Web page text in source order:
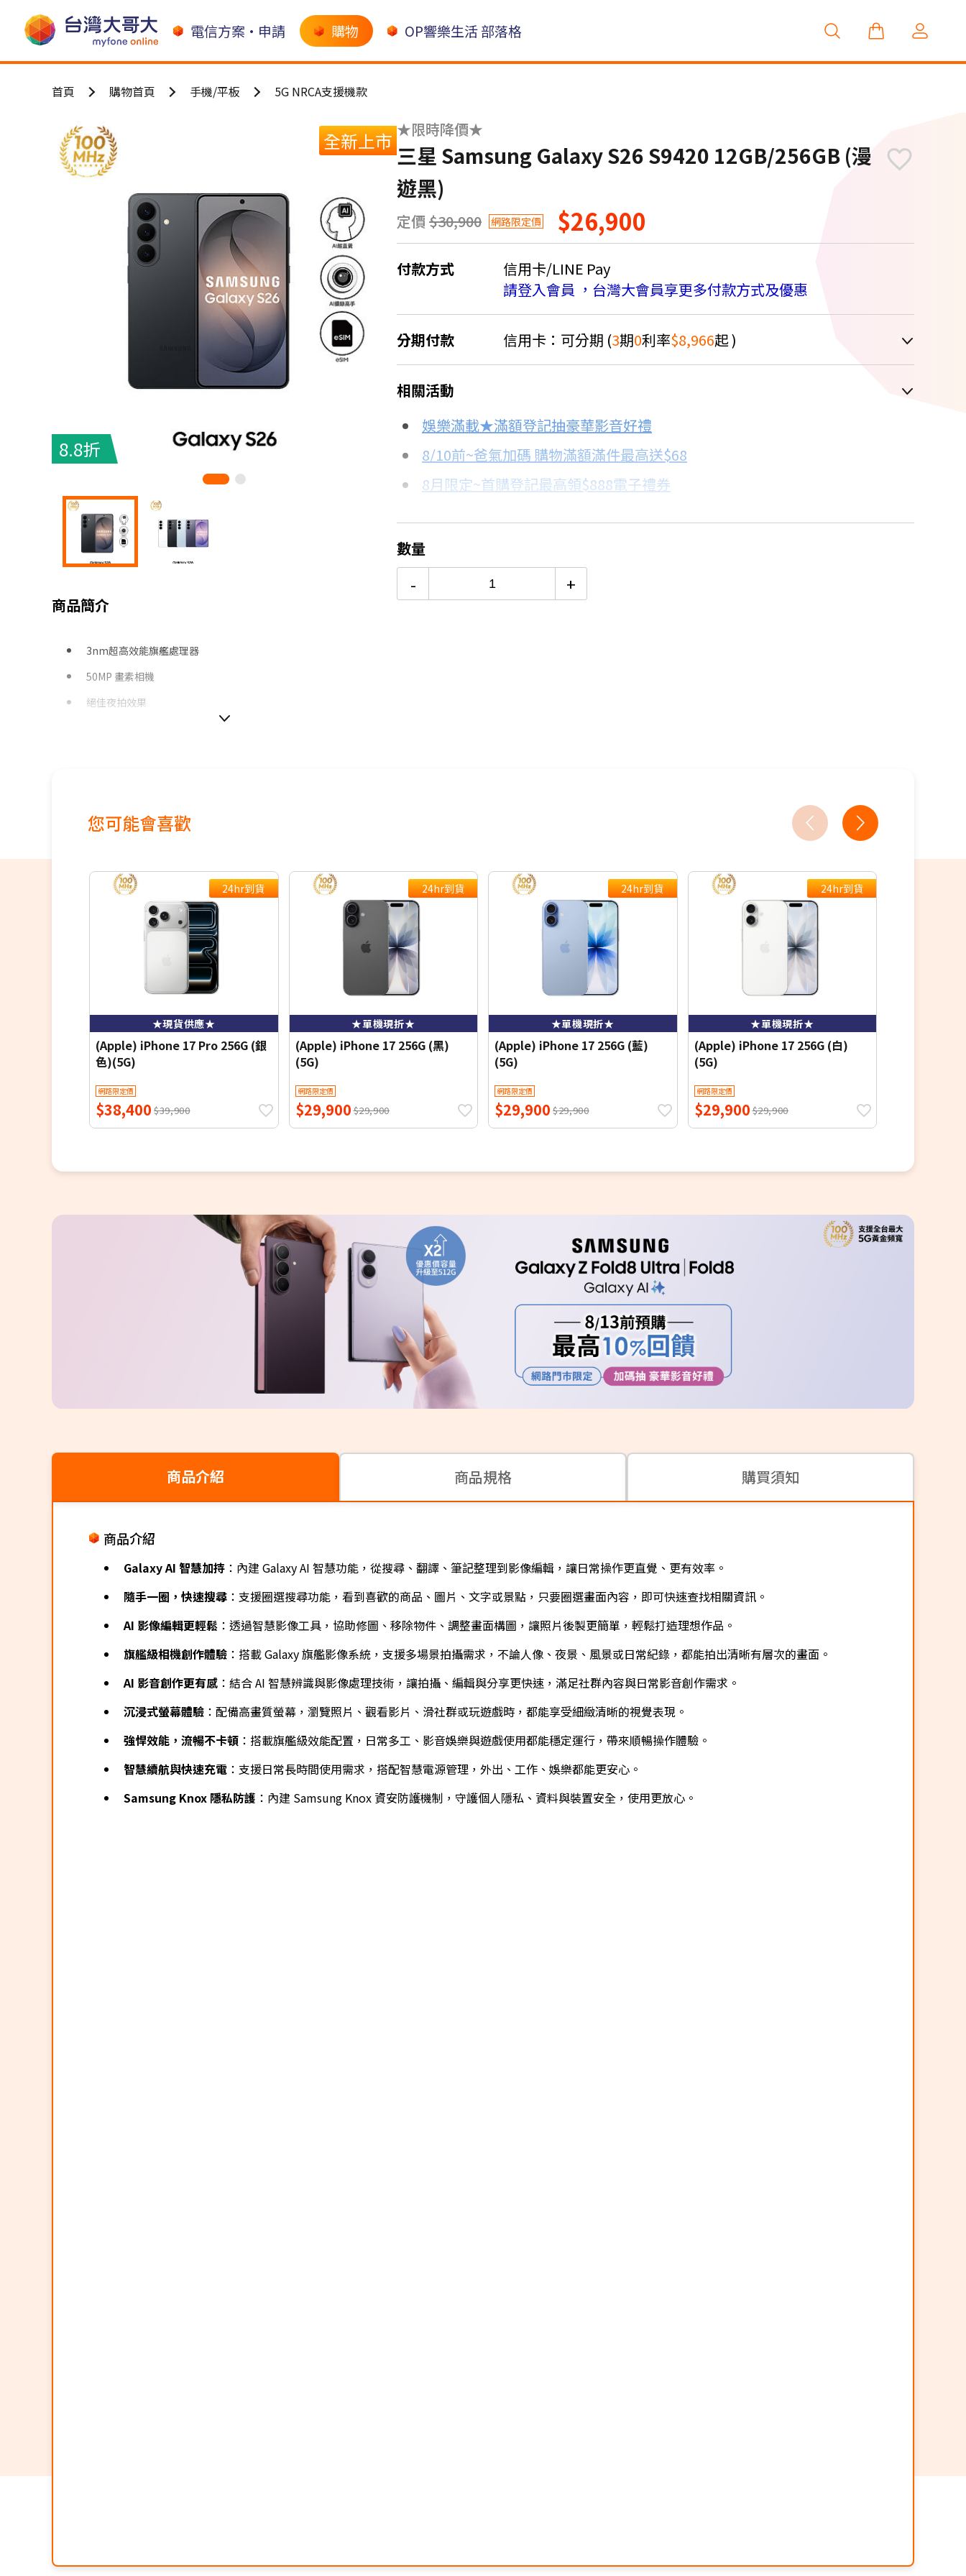
電信方案•申請 購物 OP響樂生活 部落格
首頁 購物首頁 手機/平板 5G NRCA支援機款
全新上市
8.8折 8.8折
商品簡介
3nm超高效能旗艦處理器
50MP 畫素相機
絕佳夜拍效果
支援100MHz全台最大5G黃金頻寬，釋放滿分5G體驗
★限時降價★
三星 Samsung Galaxy S26 S9420 12GB/256GB (漫
遊黑)
定價 $30,900 網路限定價 $26,900
付款方式
信用卡/LINE Pay
請登入會員 ，台灣大會員享更多付款方式及優惠
分期付款 信用卡：可分期 (3期0利率$8,966起 )
＊實際可分期數、適用利率，請以購物車顯示為主
信用卡分期
分期數
3期 0利率
每期金額
$8,966
$2,398
配合銀行/業者
18家銀行/業者
相關活動
娛樂滿載★滿額登記抽豪華影音好禮
8/10前~爸氣加碼 購物滿額滿件最高送$68
8月限定~首購登記最高領$888電子禮券
8/15前~指定購物滿額最高回饋25%
★舊機回收★限量加碼10%回饋
更多信用卡分期0利率滿額享回饋
數量
- +
您可能會喜歡
24hr到貨
★現貨供應★
(Apple) iPhone 17 Pro 256G (銀
色)(5G)
網路限定價
$38,400 $39,900
24hr到貨
★單機現折★
(Apple) iPhone 17 256G (黑)
(5G)
網路限定價
$29,900$29,900
24hr到貨
★單機現折★
(Apple) iPhone 17 256G (藍)
(5G)
網路限定價
$29,900 $29,900
24hr到貨
★單機現折★
(Apple) iPhone 17 256G (白)
(5G)
網路限定價
$29,900$29,900
商品介紹 商品規格 購買須知
商品介紹
Galaxy AI 智慧加持 ：內建 Galaxy AI 智慧功能，從搜尋、翻譯、筆記整理到影像編輯，讓日常操作更直覺、更有效率。
隨手一圈，快速搜尋 ：支援圈選搜尋功能，看到喜歡的商品、圖片、文字或景點，只要圈選畫面內容，即可快速查找相關資訊。
AI 影像編輯更輕鬆 ：透過智慧影像工具，協助修圖、移除物件、調整畫面構圖，讓照片後製更簡單，輕鬆打造理想作品。
旗艦級相機創作體驗 ：搭載 Galaxy 旗艦影像系統，支援多場景拍攝需求，不論人像、夜景、風景或日常紀錄，都能拍出清晰有層次的畫面。
AI 影音創作更有感 ：結合 AI 智慧辨識與影像處理技術，讓拍攝、編輯與分享更快速，滿足社群內容與日常影音創作需求。
沉浸式螢幕體驗 ：配備高畫質螢幕，瀏覽照片、觀看影片、滑社群或玩遊戲時，都能享受細緻清晰的視覺表現。
強悍效能，流暢不卡頓 ：搭載旗艦級效能配置，日常多工、影音娛樂與遊戲使用都能穩定運行，帶來順暢操作體驗。
智慧續航與快速充電 ：支援日常長時間使用需求，搭配智慧電源管理，外出、工作、娛樂都能更安心。
Samsung Knox 隱私防護 ：內建 Samsung Knox 資安防護機制，守護個人隱私、資料與裝置安全，使用更放心。